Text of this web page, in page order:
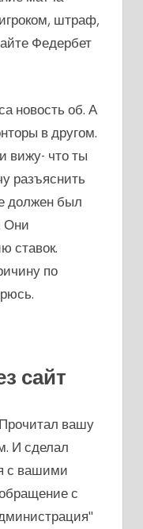
штраф,
Федербет
новость об. А
в другом.
вижу- что ты
разъяснить
должен был
Они
ставок.
по
сайт
вашу
И сделал
с вашими
с